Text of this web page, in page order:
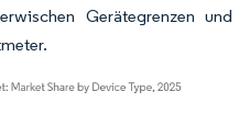
Gerätegrenzen und